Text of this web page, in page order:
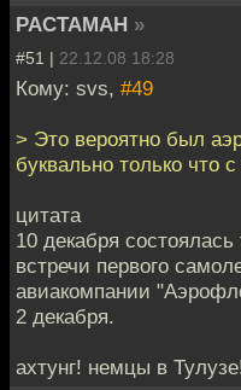
PACTAMAH »
#51 | 22.12.08 18:28
Кому: svs, #49
> Это вероятно был
буквально только что
цитата
10 декабря
встречи первого
авиакомпании
2 декабря.
ахтунг! немцы в